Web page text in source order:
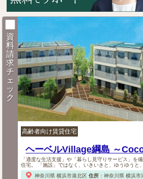
資
料
請
求
チ
ェ
ッ
ク
高齢者向け賃貸住宅
ヘーベルVillage綱島 ～
「適度な生活支援」や「暮らし見守りサービス」を
住宅。 「施設」ではなく、いきいきと、ゆうゆうと
神奈川県 横浜市港北区 住所： 神奈川県 横浜市